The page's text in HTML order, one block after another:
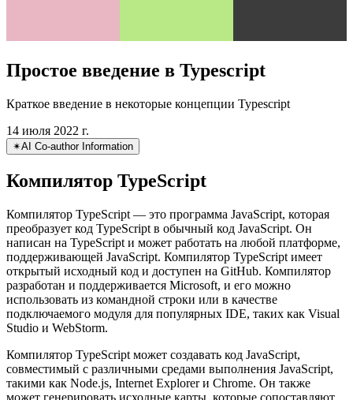
Простое введение в Typescript
✴︎ AI Co-author Information
Компилятор TypeScript
Компилятор TypeScript — это программа JavaScript, которая
преобразует код TypeScript в обычный код JavaScript. Он
написан на TypeScript и может работать на любой платформе,
поддерживающей JavaScript. Компилятор TypeScript имеет
открытый исходный код и доступен на GitHub. Компилятор
разработан и поддерживается Microsoft, и его можно
использовать из командной строки или в качестве
подключаемого модуля для популярных IDE, таких как Visual
Studio и WebStorm.